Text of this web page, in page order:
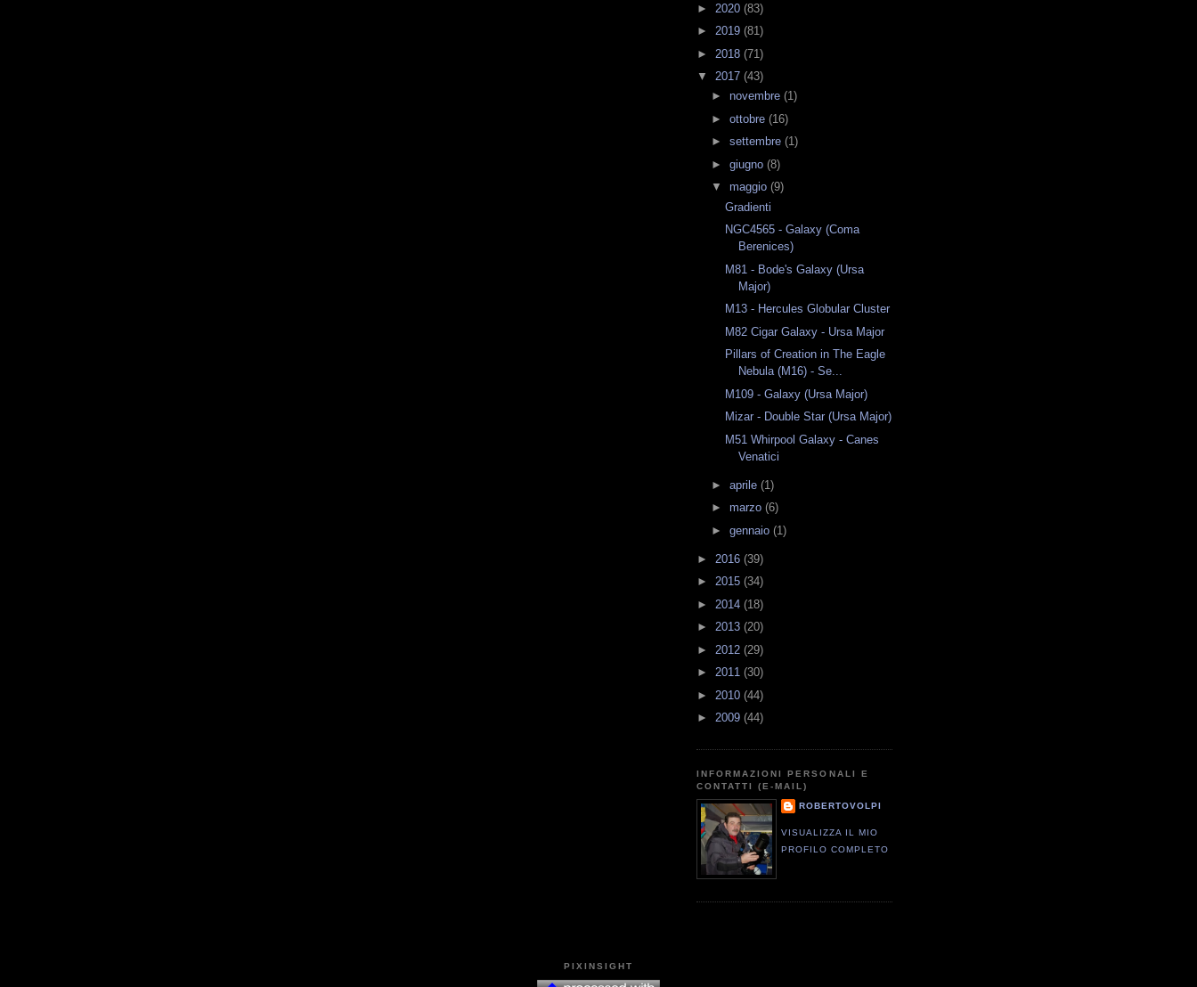
► 2020 (83)
► 2019 (81)
► 2018 (71)
▼ 2017 (43)
► novembre (1)
► ottobre (16)
► settembre (1)
► giugno (8)
▼ maggio (9)
Gradienti
NGC4565 - Galaxy (Coma
Berenices)
M81 - Bode's Galaxy (Ursa
Major)
M13 - Hercules Globular Cluster
M82 Cigar Galaxy - Ursa Major
Pillars of Creation in The Eagle
Nebula (M16) - Se...
M109 - Galaxy (Ursa Major)
Mizar - Double Star (Ursa Major)
M51 Whirpool Galaxy - Canes
Venatici
► aprile (1)
► marzo (6)
► gennaio (1)
► 2016 (39)
► 2015 (34)
► 2014 (18)
► 2013 (20)
► 2012 (29)
► 2011 (30)
► 2010 (44)
► 2009 (44)
INFORMAZIONI PERSONALI E
CONTATTI (E-MAIL)
ROBERTOVOLPI
VISUALIZZA IL MIO
PROFILO COMPLETO
PIXINSIGHT